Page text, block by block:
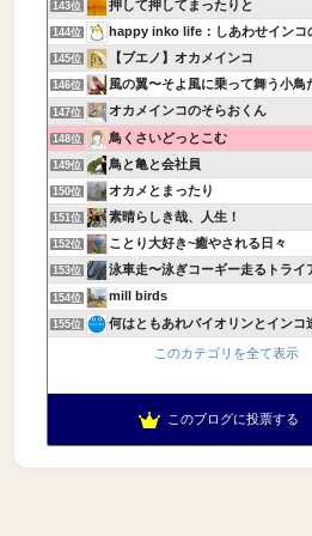
143位 押して押してまったりと
144位 happy inko life：しあわせインコ
145位 【ブエノ】オカメインコ
146位 風の翼〜そよ風に乗って舞う小鳥
147位 オカメインコのそらおくん
148位 鳥くさいどっとこむ
149位 鳥と亀と会社員
150位 オカメとまったり
151位 素晴らしき哉、人生！
152位 ことり大好き~癒やされる日々
153位 泳車走〜泳ぎコーギー走るトライアス
154位 mill birds
155位 何はともあれバイオリンとインコ
このカテゴリを全て表示
このブログに投票する